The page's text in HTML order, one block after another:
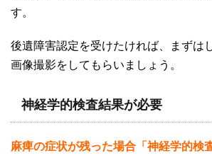
す。
後遺障害認定を受けたければ、まずは
画像撮影をしてもらいましょう。
神経学的検査結果が必要
麻痺の症状が残った場合「神経学的検